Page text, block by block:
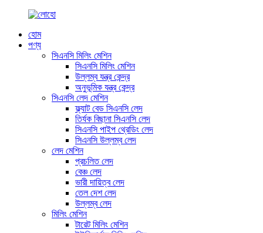
হোম
পণ্য
সিএনসি মিলিং মেশিন
সিএনসি মিলিং মেশিন
উল্লম্ব যন্ত্র কেন্দ্র
অনুভূমিক যন্ত্র কেন্দ্র
সিএনসি লেদ মেশিন
ফ্ল্যাট বেড সিএনসি লেদ
তির্যক বিছানা সিএনসি লেদ
সিএনসি পাইপ থ্রেডিং লেদ
সিএনসি উল্লম্ব লেদ
লেদ মেশিন
প্রচলিত লেদ
বেঞ্চ লেদ
ভারী দায়িত্ব লেদ
তেল দেশ লেদ
উল্লম্ব লেদ
মিলিং মেশিন
টারেট মিলিং মেশিন